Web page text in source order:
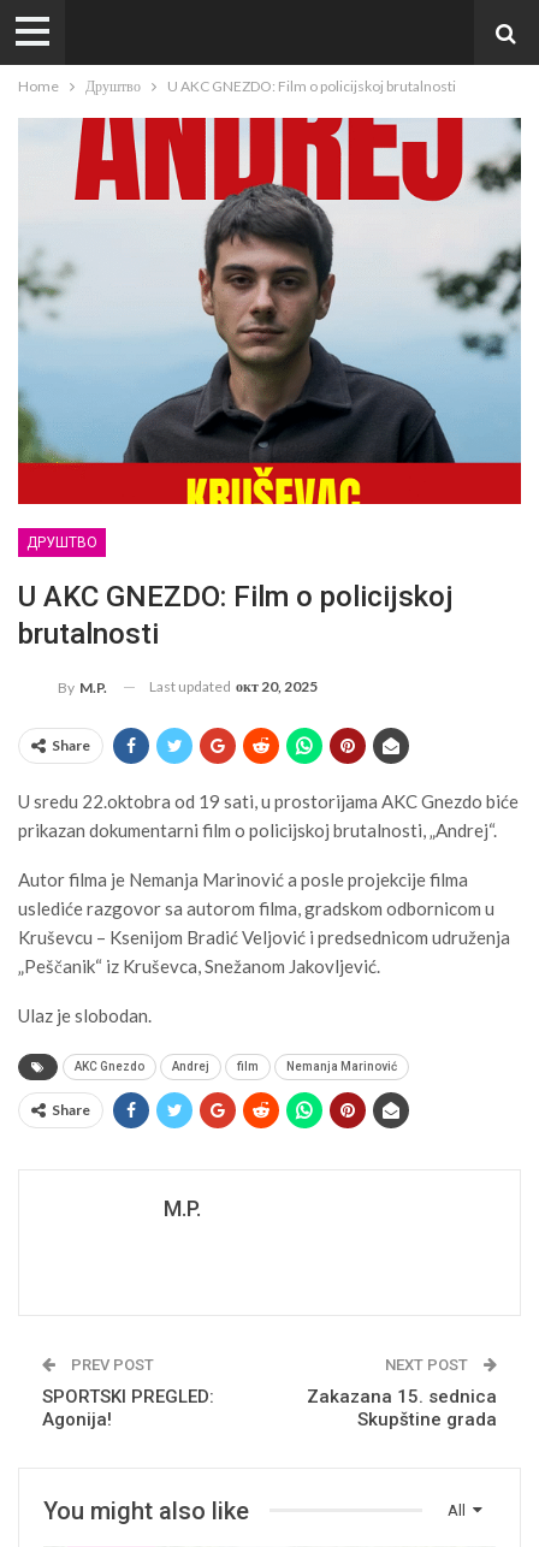
Home Друштво U AKC GNEZDO: Film o policijskoj brutalnosti
ДРУШТВО
U AKC GNEZDO: Film o policijskoj
brutalnosti
By M.P. Last updated окт 20, 2025
Share
U sredu 22.oktobra od 19 sati, u prostorijama AKC Gnezdo biće
prikazan dokumentarni film o policijskoj brutalnosti, „Andrej“.
Autor filma je Nemanja Marinović a posle projekcije filma
uslediće razgovor sa autorom filma, gradskom odbornicom u
Kruševcu – Ksenijom Bradić Veljović i predsednicom udruženja
„Peščanik“ iz Kruševca, Snežanom Jakovljević.
Ulaz je slobodan.
AKC Gnezdo Andrej film Nemanja Marinović
Share
M.P.
PREV POST
SPORTSKI PREGLED:
Agonija!
NEXT POST
Zakazana 15. sednica
Skupštine grada
All
You might also like